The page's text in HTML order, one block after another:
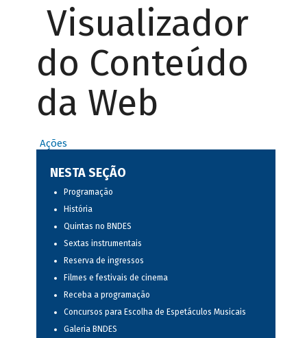
Visualizador
do Conteúdo
da Web
Ações
NESTA SEÇÃO
Programação
História
Quintas no BNDES
Sextas instrumentais
Reserva de ingressos
Filmes e festivais de cinema
Receba a programação
Concursos para Escolha de Espetáculos Musicais
Galeria BNDES